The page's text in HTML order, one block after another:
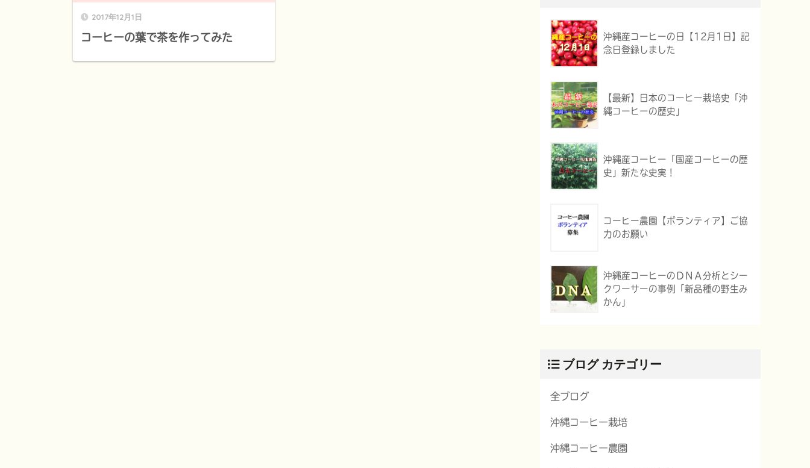
2017年12月1日
コーヒーの葉で茶を作ってみた
沖縄産コーヒーの日【12月1日】記
念日登録しました
【最新】日本のコーヒー栽培史「沖
縄コーヒーの歴史」
沖縄産コーヒー「国産コーヒーの歴
史」新たな史実！
コーヒー農園【ボランティア】ご協
力のお願い
沖縄産コーヒーのＤＮＡ分析とシー
クワーサーの事例「新品種の野生み
かん」
ブログ カテゴリー
全ブログ
沖縄コーヒー栽培
沖縄コーヒー農園